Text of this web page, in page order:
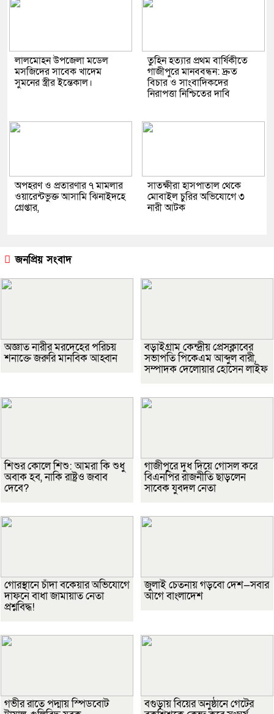
লালমোহন উপজেলা মডেল
মসজিদের সাবেক খাদেম
সুমনের স্ত্রীর ইন্তেকাল।
তুহিন হত্যার প্রথম বার্ষিকীতে
গাজীপুরে মানববন্ধন: দ্রুত
বিচার ও সাংবাদিকদের
নিরাপত্তা নিশ্চিতের দাবি
অপহরণ ও প্রতারণার ৭ মামলার
ওয়ারেন্টভুক্ত আসামি ঝিনাইদহে
গ্রেপ্তার,
সাতক্ষীরা হাসপাতাল থেকে
মোবাইল চুরির অভিযোগে ৩
নারী আটক
জনপ্রিয় সংবাদ
অজ্ঞাত নারীর মরদেহের পরিচয়
শনাক্তে জরুরি মানবিক আহ্বান
বড়াইগ্রাম কেন্দ্রীয় প্রেসক্লাবের
সভাপতি পিকেএম আব্দুল বারী,
সম্পাদক দেলোয়ার হোসেন লাইফ
শিশুর কোলে শিশু: আমরা কি শুধু
অবাক হব, নাকি রাষ্ট্রও জবাব
দেবে?
গাজীপুরে দুধ দিয়ে গোসল করে
বিএনপির রাজনীতি ছাড়লেন
সাবেক যুবদল নেতা
গোরস্থানে চাঁদা বকেয়ার অভিযোগে
দাফনে বাধা জামায়াত নেতা
প্রশ্নবিদ্ধ!
জুলাই চেতনায় গড়বো দেশ—সবার
আগে বাংলাদেশ
গভীর রাতে পদ্মায় স্পিডবোট বগুড়ায় বিয়ের অনুষ্ঠানে গেটের